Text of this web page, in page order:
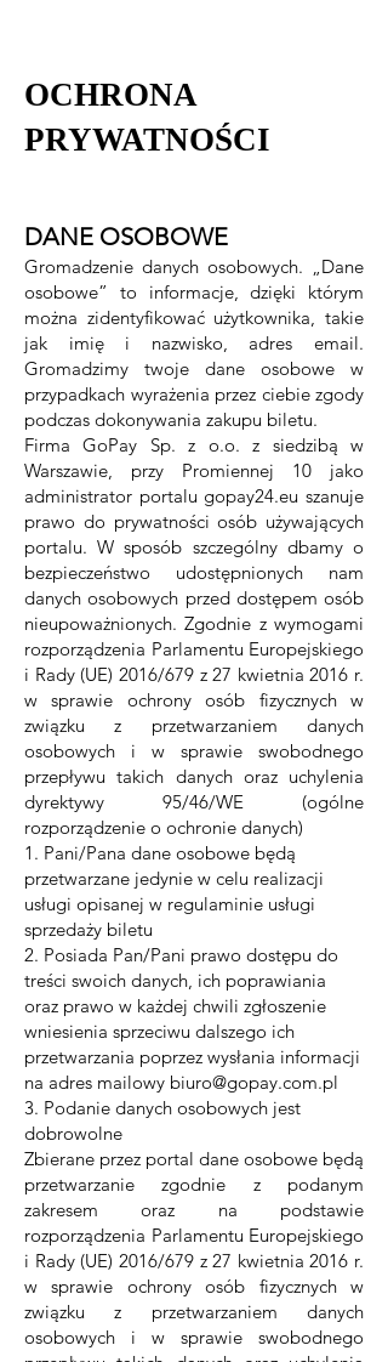
OCHRONA
PRYWATNOŚCI
DANE OSOBOWE
Gromadzenie danych osobowych. „Dane
osobowe” to informacje, dzięki którym
można zidentyfikować użytkownika, takie
jak imię i nazwisko, adres email.
Gromadzimy twoje dane osobowe w
przypadkach wyrażenia przez ciebie zgody
podczas dokonywania zakupu biletu.
Firma GoPay Sp. z o.o. z siedzibą w
Warszawie, przy Promiennej 10 jako
administrator portalu gopay24.eu szanuje
prawo do prywatności osób używających
portalu. W sposób szczególny dbamy o
bezpieczeństwo udostępnionych nam
danych osobowych przed dostępem osób
nieupoważnionych. Zgodnie z wymogami
rozporządzenia Parlamentu Europejskiego
i Rady (UE) 2016/679 z 27 kwietnia 2016 r.
w sprawie ochrony osób fizycznych w
związku z przetwarzaniem danych
osobowych i w sprawie swobodnego
przepływu takich danych oraz uchylenia
dyrektywy 95/46/WE (ogólne
rozporządzenie o ochronie danych)
1. Pani/Pana dane osobowe będą
przetwarzane jedynie w celu realizacji
usługi opisanej w regulaminie usługi
sprzedaży biletu
2. Posiada Pan/Pani prawo dostępu do
treści swoich danych, ich poprawiania
oraz prawo w każdej chwili zgłoszenie
wniesienia sprzeciwu dalszego ich
przetwarzania poprzez wysłania informacji
na adres mailowy biuro@gopay.com.pl
3. Podanie danych osobowych jest
dobrowolne
Zbierane przez portal dane osobowe będą
przetwarzanie zgodnie z podanym
zakresem oraz na podstawie
rozporządzenia Parlamentu Europejskiego
i Rady (UE) 2016/679 z 27 kwietnia 2016 r.
w sprawie ochrony osób fizycznych w
związku z przetwarzaniem danych
osobowych i w sprawie swobodnego